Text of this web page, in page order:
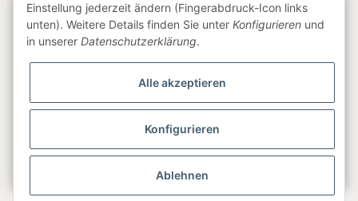
Gesetzliche Informationen
Einstellung jederzeit ändern (Fingerabdruck-Icon links
unten). Weitere Details finden Sie unter Konfigurieren und
in unserer Datenschutzerklärung.
Alle akzeptieren
Konfigurieren
Ablehnen